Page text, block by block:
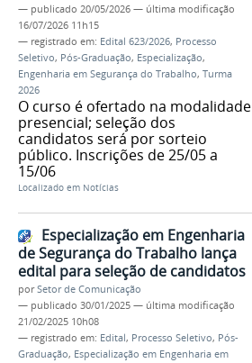
— publicado 20/05/2026 — última modificação
16/07/2026 11h15
— registrado em: Edital 623/2026, Processo
Seletivo, Pós-Graduação, Especialização,
Engenharia em Segurança do Trabalho, Turma
2026
O curso é ofertado na modalidade
presencial; seleção dos
candidatos será por sorteio
público. Inscrições de 25/05 a
15/06
Localizado em Notícias
Especialização em Engenharia
de Segurança do Trabalho lança
edital para seleção de candidatos
porSetor de Comunicação
— publicado 30/01/2025 — última modificação
21/02/2025 10h08
— registrado em: Edital, Processo Seletivo, Pós-
Graduação, Especialização em Engenharia em